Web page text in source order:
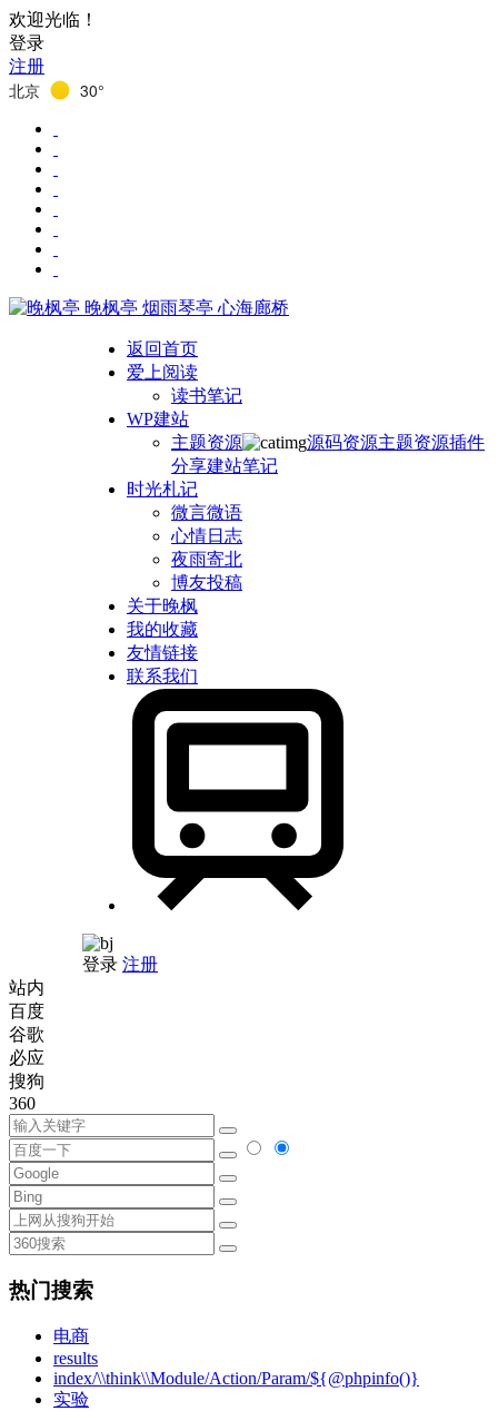
欢迎光临！
登录
注册
北京 30°
晚枫亭 烟雨琴亭 心海廊桥
返回首页
爱上阅读
读书笔记
WP建站
主题资源
源码资源主题资源插件
分享建站笔记
时光札记
微言微语
心情日志
夜雨寄北
博友投稿
关于晚枫
我的收藏
友情链接
联系我们
登录 注册
站内
百度
谷歌
必应
搜狗
360
热门搜索
电商
results
index/\\think\\Module/Action/Param/${@phpinfo()}
实验